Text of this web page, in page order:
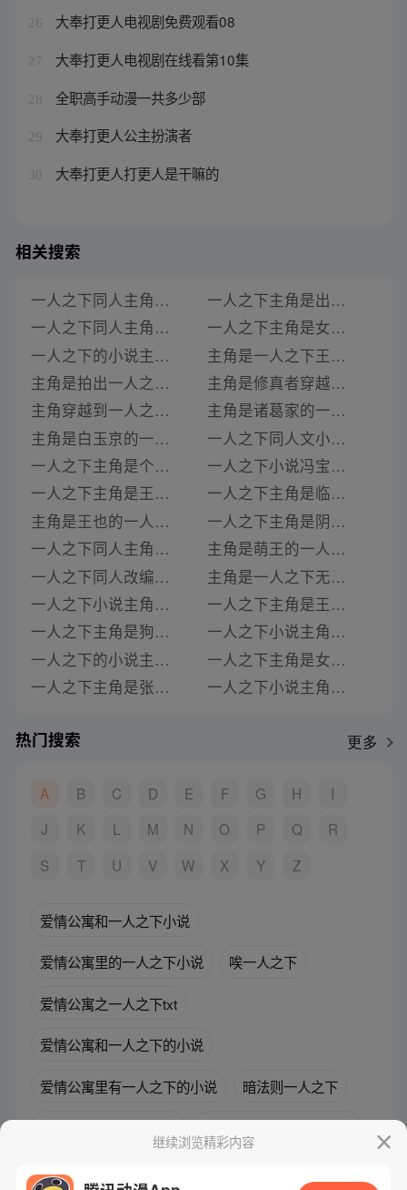
26 大奉打更人电视剧免费观看08
27 大奉打更人电视剧在线看第10集
28 全职高手动漫一共多少部
29 大奉打更人公主扮演者
30 大奉打更人打更人是干嘛的
相关搜索
一人之下同人主角是医师的小说
一人之下同人主角是炼丹师的小说有哪些
一人之下的小说主角是谁
主角是拍出一人之下的小说
主角穿越到一人之下同人的小说
主角是白玉京的一人之下的小说
一人之下主角是个哈士奇的小说
一人之下主角是王也的小说
主角是王也的一人之下小说
一人之下同人主角没有炼气的小说
一人之下同人改编小说女主角
一人之下小说主角是姓罗的是哪一章出现的
一人之下主角是狗的小说
一人之下的小说主角是用剑的
一人之下主角是张楚岚的小说
一人之下主角是出马家的小说
一人之下主角是女生的小说名字
主角是一人之下王也的小说
主角是修真者穿越一人之下的小说
主角是诸葛家的一人之下小说
一人之下同人文小说主角姓李
一人之下小说冯宝宝是主角的老婆
一人之下主角是临时工的小说
一人之下主角是阴五雷的小说
主角是萌王的一人之下小说推荐
主角是一人之下无根生的小说有哪些
一人之下主角是王也还是张楚岚的小说
一人之下小说主角是哈士奇
一人之下主角是女生小说
一人之下小说主角是石
热门搜索 更多
A B C D E F G H
I
J
K L M N O P Q
R
S
T U V W X Y Z
爱情公寓和一人之下小说
爱情公寓里的一人之下小说 唉一人之下
爱情公寓之一人之下txt
爱情公寓和一人之下的小说
爱情公寓里有一人之下的小说 暗法则一人之下
继续浏览精彩内容